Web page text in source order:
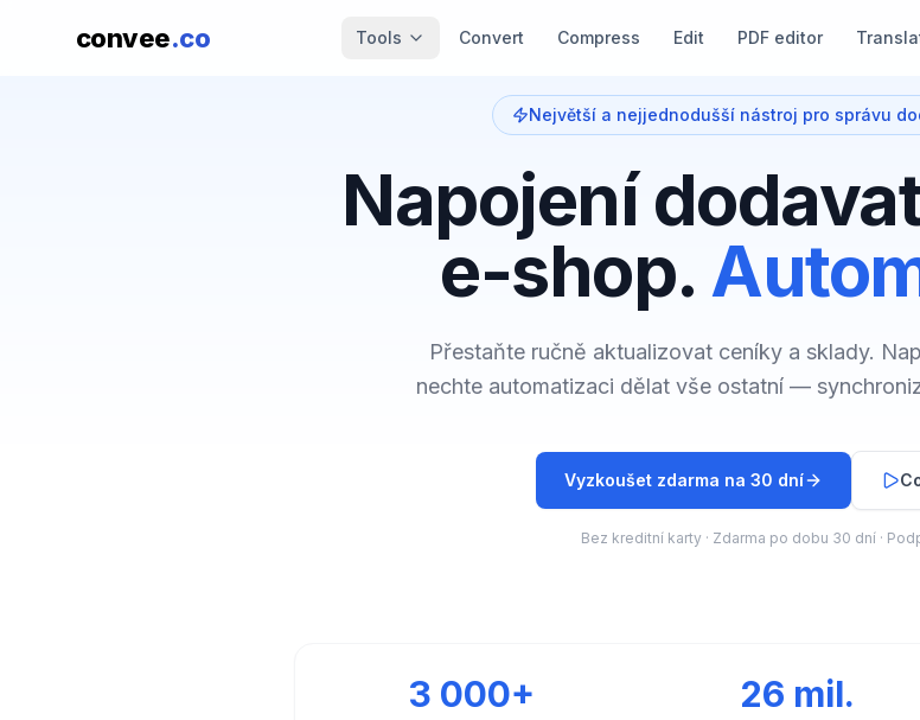
convee.co Tools Convert Compress Edit PDF editor
Největší a nejjednodušší nástroj pro správu
Napojení
e-shop.
Přestaňte ručně aktualizovat ceníky a sklady.
nechte automatizaci dělat vše ostatní —
Vyzkoušet zdarma na 30 dní
Bez kreditní karty · Zdarma po dobu 30 dní ·
3 000+ 26 mil.